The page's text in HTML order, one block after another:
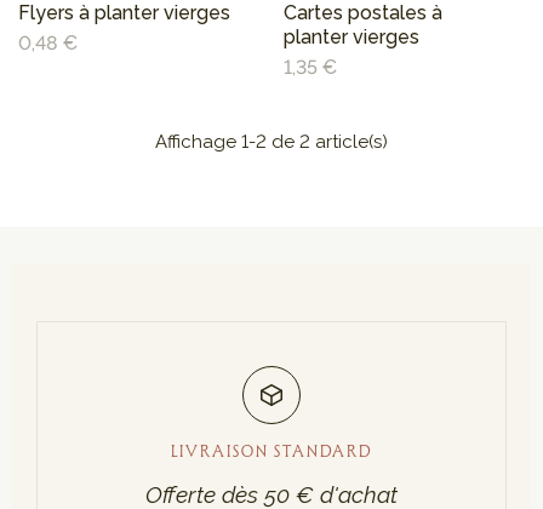
Flyers à planter vierges
0,48 €
Cartes postales à
planter vierges
1,35 €
Affichage 1-2 de 2 article(s)
LIVRAISON STANDARD
Offerte dès 50 € d'achat